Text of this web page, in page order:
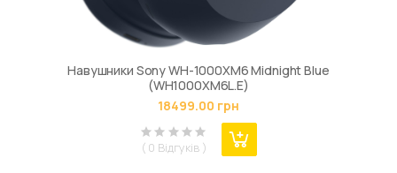
Навушники Sony WH-1000XM6 Midnight Blue
(WH1000XM6L.E)
18499.00 грн
( 0 Відгуків )